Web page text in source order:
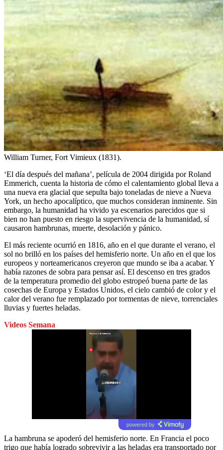
William Turner, Fort Vimieux (1831).
‘El día después del mañana’, película de 2004 dirigida por Roland
Emmerich, cuenta la historia de cómo el calentamiento global lleva a
una nueva era glacial que sepulta bajo toneladas de nieve a Nueva
York, un hecho apocalíptico, que muchos consideran inminente. Sin
embargo, la humanidad ha vivido ya escenarios parecidos que si
bien no han puesto en riesgo la supervivencia de la humanidad, sí
causaron hambrunas, muerte, desolación y pánico.
El más reciente ocurrió en 1816, año en el que durante el verano, el
sol no brilló en los países del hemisferio norte. Un año en el que los
europeos y norteamericanos creyeron que mundo se iba a acabar. Y
había razones de sobra para pensar así. El descenso en tres grados
de la temperatura promedio del globo estropeó buena parte de las
cosechas de Europa y Estados Unidos, el cielo cambió de color y el
calor del verano fue remplazado por tormentas de nieve, torrenciales
lluvias y fuertes heladas.
Videos Semana
powered by
La hambruna se apoderó del hemisferio norte. En Francia el poco
trigo que había logrado sobrevivir a las heladas era transportado por